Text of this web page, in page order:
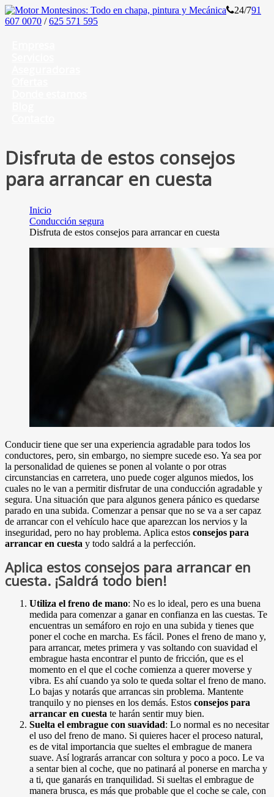
24/791
607 0070 /625 571 595
Disfruta de estos consejos
para arrancar en cuesta
Inicio
Conducción segura
Disfruta de estos consejos para arrancar en cuesta
Conducir tiene que ser una experiencia agradable para todos los
conductores, pero, sin embargo, no siempre sucede eso. Ya sea por
la personalidad de quienes se ponen al volante o por otras
circunstancias en carretera, uno puede coger algunos miedos, los
cuales no le van a permitir disfrutar de una conducción agradable y
segura. Una situación que para algunos genera pánico es quedarse
parado en una subida. Comenzar a pensar que no se va a ser capaz
de arrancar con el vehículo hace que aparezcan los nervios y la
inseguridad, pero no hay problema. Aplica estos consejos para
arrancar en cuesta y todo saldrá a la perfección.
Aplica estos consejos para arrancar en
cuesta. ¡Saldrá todo bien!
Utiliza el freno de mano: No es lo ideal, pero es una buena
medida para comenzar a ganar en confianza en las cuestas. Te
encuentras un semáforo en rojo en una subida y tienes que
poner el coche en marcha. Es fácil. Pones el freno de mano y,
para arrancar, metes primera y vas soltando con suavidad el
embrague hasta encontrar el punto de fricción, que es el
momento en el que el coche comienza a querer moverse y
vibra. Es ahí cuando ya solo te queda soltar el freno de mano.
Lo bajas y notarás que arrancas sin problema. Mantente
tranquilo y no pienses en los demás. Estos consejos para
arrancar en cuesta te harán sentir muy bien.
Suelta el embrague con suavidad: Lo normal es no necesitar
el uso del freno de mano. Si quieres hacer el proceso natural,
es de vital importancia que sueltes el embrague de manera
suave. Así lograrás arrancar con soltura y poco a poco. Le va
a sentar bien al coche, que no patinará al ponerse en marcha y
a ti, que ganarás en tranquilidad. Si sueltas el embrague de
manera brusca, es más que probable que el coche se cale, con